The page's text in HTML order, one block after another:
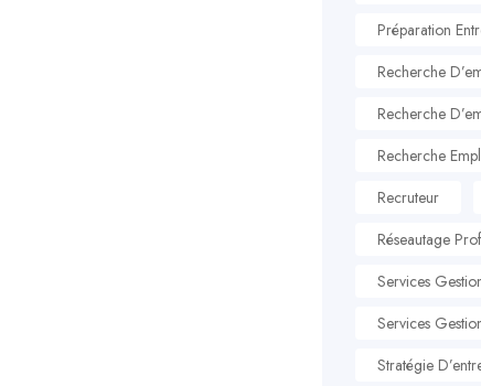
Préparation
Recherche
Recherche
Recherche
Recruteur
Réseautage
Services
Services
Stratégie